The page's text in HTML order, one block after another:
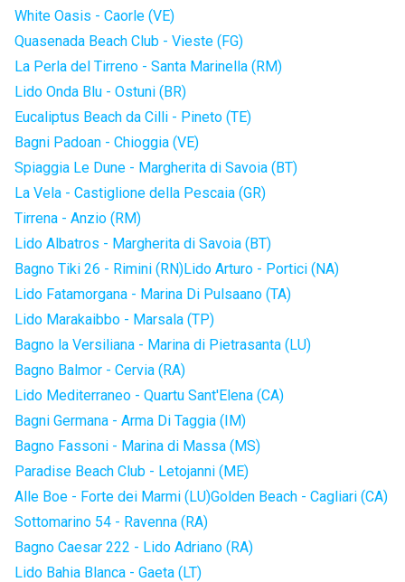
White Oasis - Caorle (VE)
Quasenada Beach Club - Vieste (FG)
La Perla del Tirreno - Santa Marinella (RM)
Lido Onda Blu - Ostuni (BR)
Eucaliptus Beach da Cilli - Pineto (TE)
Bagni Padoan - Chioggia (VE)
Spiaggia Le Dune - Margherita di Savoia (BT)
La Vela - Castiglione della Pescaia (GR)
Tirrena - Anzio (RM)
Lido Albatros - Margherita di Savoia (BT)
Bagno Tiki 26 - Rimini (RN)Lido Arturo - Portici (NA)
Lido Fatamorgana - Marina Di Pulsaano (TA)
Lido Marakaibbo - Marsala (TP)
Bagno la Versiliana - Marina di Pietrasanta (LU)
Bagno Balmor - Cervia (RA)
Lido Mediterraneo - Quartu Sant'Elena (CA)
Bagni Germana - Arma Di Taggia (IM)
Bagno Fassoni - Marina di Massa (MS)
Paradise Beach Club - Letojanni (ME)
Alle Boe - Forte dei Marmi (LU)Golden Beach - Cagliari (CA)
Sottomarino 54 - Ravenna (RA)
Bagno Caesar 222 - Lido Adriano (RA)
Lido Bahia Blanca - Gaeta (LT)